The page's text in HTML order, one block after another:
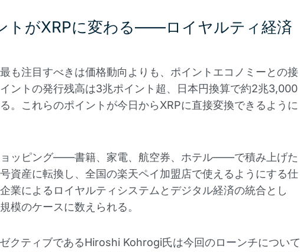
トがXRPに変わる——ロイヤルティ経済
も注目すべきは価格動向よりも、ポイントエコノミーとの接
ントの発行残高は3兆ポイント超、日本円換算で約2兆3,000
。これらのポイントが今日からXRPに直接変換できるように
ョッピング——書籍、家電、航空券、ホテル——で積み上げた
資産に転換し、全国の楽天ペイ加盟店で使えるようにする仕
業によるロイヤルティシステムとデジタル経済の統合とし
模のケースに数えられる。
クティブであるHiroshi Kohrogi氏は今回のローンチについて